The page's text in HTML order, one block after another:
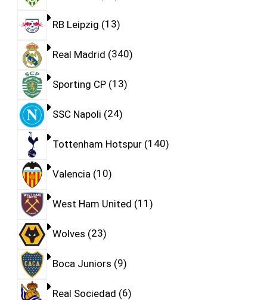
RB Leipzig 13
Real Madrid 340
Sporting CP 13
SSC Napoli 24
Tottenham Hotspur 140
Valencia 10
West Ham United 11
Wolves 23
Boca Juniors 9
Real Sociedad 6